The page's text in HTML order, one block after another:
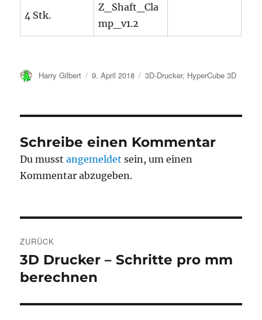
4 Stk.
Z_Shaft_Cla
mp_v1.2
Autor
Harry Gilbert
Veröffentlicht
9. April 2018 Kategorien
3D-Drucker, HyperCube 3D
Schreibe einen Kommentar
Du musstangemeldet sein, um einen
Kommentar abzugeben.
ZURÜCK
Vorheriger
Beitrag:
3D Drucker – Schritte pro mm
berechnen